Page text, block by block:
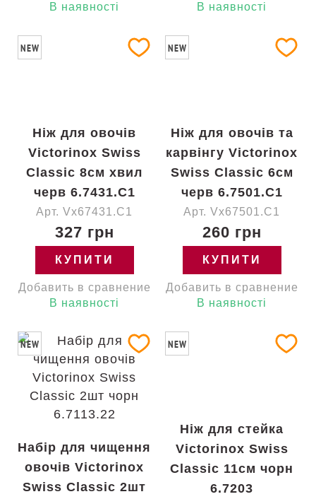
В наявності
В наявності
NEW
Ніж для овочів
Victorinox Swiss
Classic 8см хвил
черв 6.7431.C1
Арт. Vx67431.C1
327 грн
КУПИТИ
Добавить в сравнение
В наявності
NEW
Ніж для овочів та
карвінгу Victorinox
Swiss Classic 6см
черв 6.7501.C1
Арт. Vx67501.C1
260 грн
КУПИТИ
Добавить в сравнение
В наявності
NEW
Набір для чищення
овочів Victorinox
Swiss Classic 2шт
NEW
Ніж для стейка
Victorinox Swiss
Classic 11см чорн
6.7203